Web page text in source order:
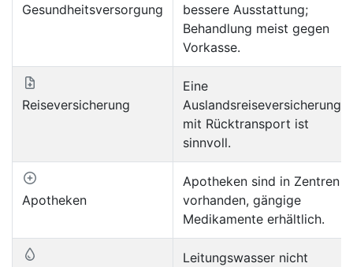
Gesundheitsversorgung
bessere Ausstattung;
Behandlung meist gegen
Vorkasse.
Reiseversicherung
Eine
Auslandsreiseversicherung
mit Rücktransport ist
sinnvoll.
Apotheken
Apotheken sind in Zentren
vorhanden, gängige
Medikamente erhältlich.
Leitungswasser nicht